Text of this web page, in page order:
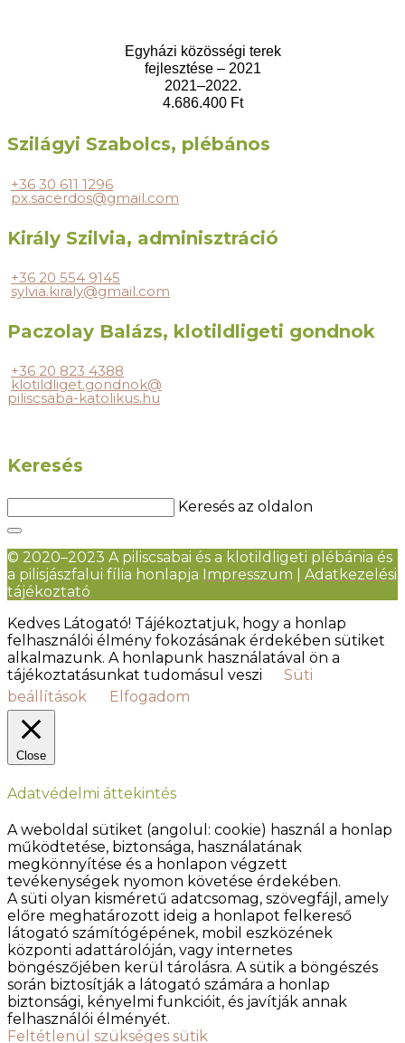
Egyházi közösségi terek
fejlesztése – 2021
2021–2022.
4.686.400 Ft
Szilágyi Szabolcs, plébános
+36 30 611 1296
px.sacerdos@gmail.com
Király Szilvia, adminisztráció
+36 20 554 9145
sylvia.kiraly@gmail.com
Paczolay Balázs, klotildligeti gondnok
+36 20 823 4388
klotildliget.gondnok@
piliscsaba-katolikus.hu
Keresés
Keresés az oldalon
© 2020–2023 A piliscsabai és a klotildligeti plébánia és
a pilisjászfalui fília honlapja Impresszum
Adatkezelési
tájékoztató
Kedves Látogató! Tájékoztatjuk, hogy a honlap
felhasználói élmény fokozásának érdekében sütiket
alkalmazunk. A honlapunk használatával ön a
tájékoztatásunkat tudomásul veszi
Süti
beállítások
Elfogadom
Close
Adatvédelmi áttekintés
A weboldal sütiket (angolul: cookie) használ a honlap
működtetése, biztonsága, használatának
megkönnyítése és a honlapon végzett
tevékenységek nyomon követése érdekében.
A süti olyan kisméretű adatcsomag, szövegfájl, amely
előre meghatározott ideig a honlapot felkereső
látogató számítógépének, mobil eszközének
központi adattárolóján, vagy internetes
böngészőjében kerül tárolásra. A sütik a böngészés
során biztosítják a látogató számára a honlap
biztonsági, kényelmi funkcióit, és javítják annak
felhasználói élményét.
Feltétlenül szükséges sütik